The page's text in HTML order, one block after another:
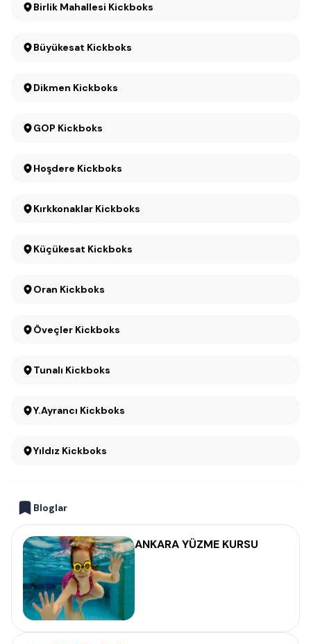
Birlik Mahallesi Kickboks
Büyükesat Kickboks
Dikmen Kickboks
GOP Kickboks
Hoşdere Kickboks
Kırkkonaklar Kickboks
Küçükesat Kickboks
Oran Kickboks
Öveçler Kickboks
Tunalı Kickboks
Y.Ayrancı Kickboks
Yıldız Kickboks
Bloglar
ANKARA YÜZME KURSU